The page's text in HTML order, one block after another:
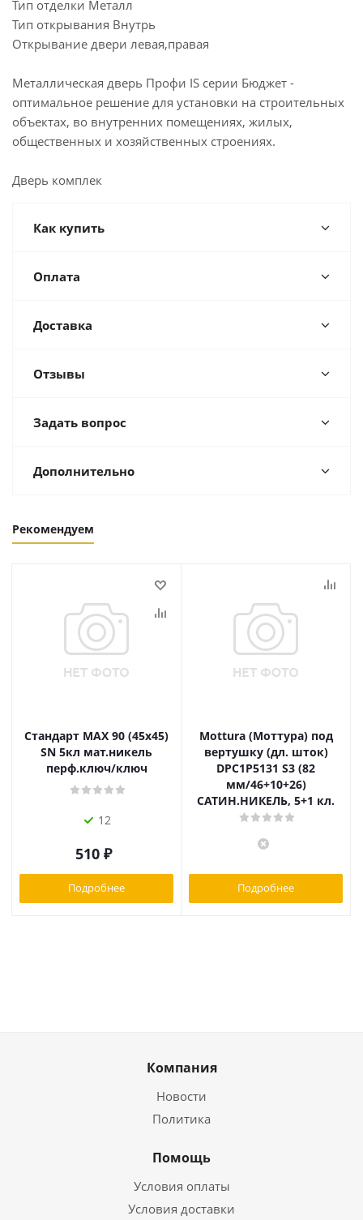
Тип отделки Металл
Тип открывания Внутрь
Открывание двери левая,правая
Металлическая дверь Профи IS серии Бюджет -
оптимальное решение для установки на строительных
объектах, во внутренних помещениях, жилых,
общественных и хозяйственных строениях.
Дверь комплек
Как купить
Оплата
Доставка
Отзывы
Задать вопрос
Дополнительно
Рекомендуем
Стандарт MAX 90 (45х45)
SN 5кл мат.никель
перф.ключ/ключ
12
510 ₽
Подробнее
Mottura (Моттура) под
вертушку (дл. шток)
DPC1P5131 S3 (82
мм/46+10+26)
САТИН.НИКЕЛЬ, 5+1 кл.
Подробнее
Компания
Новости
Политика
Помощь
Условия оплаты
Условия доставки